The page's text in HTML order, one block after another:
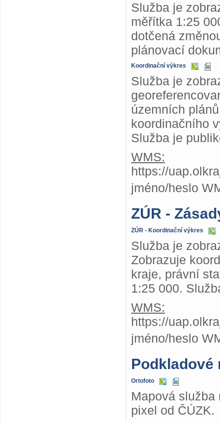
Služba je
měřítka 1:25
dotčená
plánovací
Koordinační výkres
Služba je
územních
koordinačního
Služba je
WMS:
https://
jméno/heslo
ZÚR -
ZÚR - Koordinační výkres
Služba je
Zobrazuje
kraje, právní
1:25 000.
WMS:
https://
jméno/heslo
Podkladové
Ortofoto
Mapová
pixel od ČÚZK.